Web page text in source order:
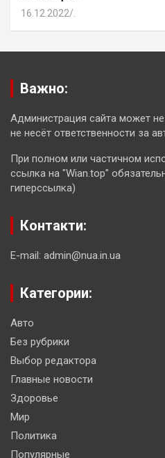
16.12.2022
Важно:
Администрация сайта может
не несёт ответственности за
При полном или частичном
ссылка на "Wian.top"
гиперссылка)
Контакти:
E-mail: admin@nua.in.ua
Категории:
Авто
Без рубрики
Выбор редактора
Главные новости
Здоровье
Мир
Политика
Популярные